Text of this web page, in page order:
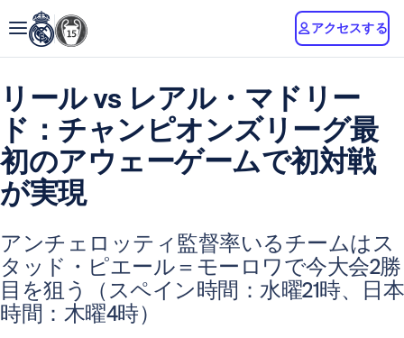
アクセスする
リール vs レアル・マドリー
ド：チャンピオンズリーグ最
初のアウェーゲームで初対戦
が実現
アンチェロッティ監督率いるチームはス
タッド・ピエール＝モーロワで今大会2勝
目を狙う（スペイン時間：水曜21時、日本
時間：木曜4時）